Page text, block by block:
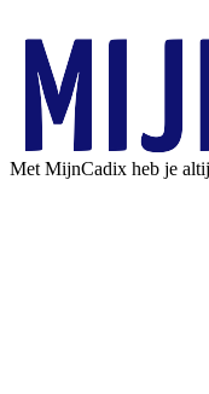
Met MijnCadix heb je